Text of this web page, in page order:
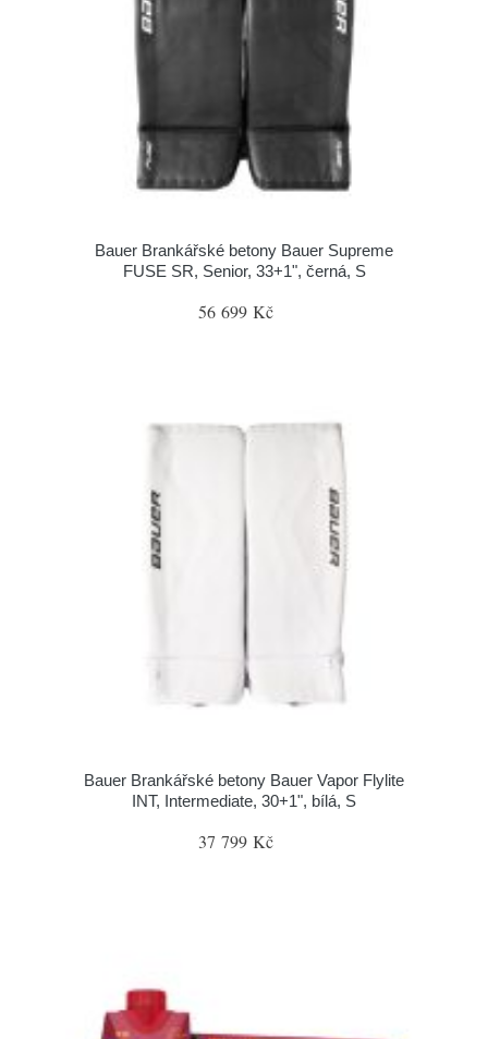
Bauer Brankářské betony Bauer Supreme
FUSE SR, Senior, 33+1", černá, S
56 699 Kč
Bauer Brankářské betony Bauer Vapor Flylite
INT, Intermediate, 30+1", bílá, S
37 799 Kč